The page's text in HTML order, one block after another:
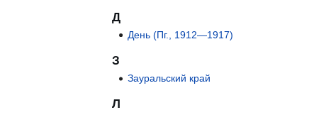
Д
День (Пг., 1912—1917)
З
Зауральский край
Л